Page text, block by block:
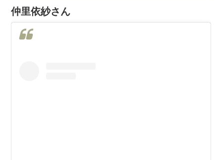
仲里依紗さん